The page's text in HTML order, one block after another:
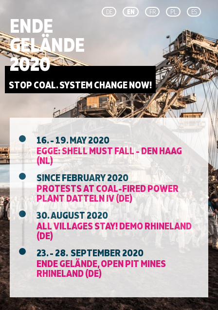
DE EN FR PL ES
ENDE
GELÄNDE
2020
STOP COAL. SYSTEM CHANGE NOW!
16. - 19. MAY 2020
EGGE: SHELL MUST FALL - DEN HAAG
(NL)
SINCE FEBRUARY 2020
PROTESTS AT COAL-FIRED POWER
PLANT DATTELN IV (DE)
30. AUGUST 2020
ALL VILLAGES STAY! DEMO RHINELAND
(DE)
23. - 28. SEPTEMBER 2020
ENDE GELÄNDE, OPEN PIT MINES
RHINELAND (DE)